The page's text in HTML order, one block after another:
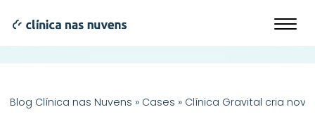
Blog Clínica nas Nuvens » Cases » Clínica Gravital cria